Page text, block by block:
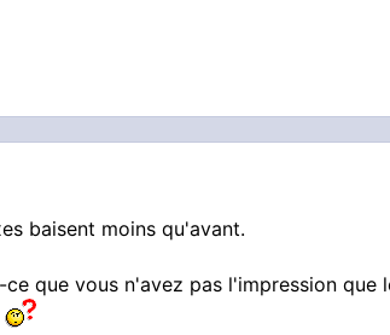
baisent moins qu'avant.
ce que vous n'avez pas l'impression